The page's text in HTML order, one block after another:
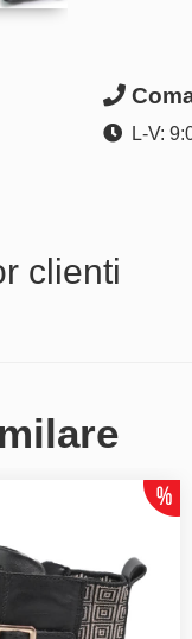
L-V:
clienti